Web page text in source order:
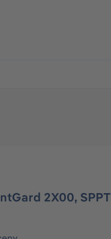
2X00, SPPT